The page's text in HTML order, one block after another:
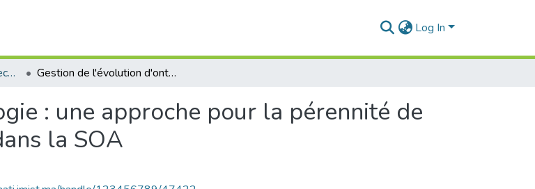
Log In
CEDoc - Sciences des Technologies de l’Information et de l’Ingénieur Gestion de l'évolution d'ontologie : une approche pour la pérennité de l'interopérabilité sémantique dans la SOA
: une approche pour la pérennité de
la SOA